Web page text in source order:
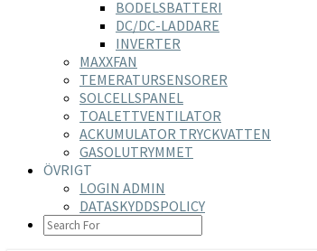
BODELSBATTERI
DC/DC-LADDARE
INVERTER
MAXXFAN
TEMERATURSENSORER
SOLCELLSPANEL
TOALETTVENTILATOR
ACKUMULATOR TRYCKVATTEN
GASOLUTRYMMET
ÖVRIGT
LOGIN ADMIN
DATASKYDDSPOLICY
SEARCH
ICON